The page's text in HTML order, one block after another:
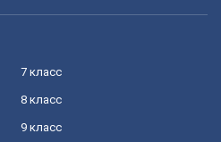
7 класс
8 класс
9 класс